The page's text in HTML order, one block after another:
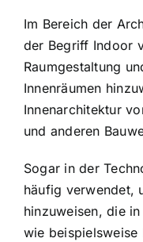
Im Bereich der
der Begriff Indoor
Raumgestaltung
Innenräumen
Innenarchitektur
und anderen
Sogar in der
häufig verwendet,
hinzuweisen, die
wie beispielsweise